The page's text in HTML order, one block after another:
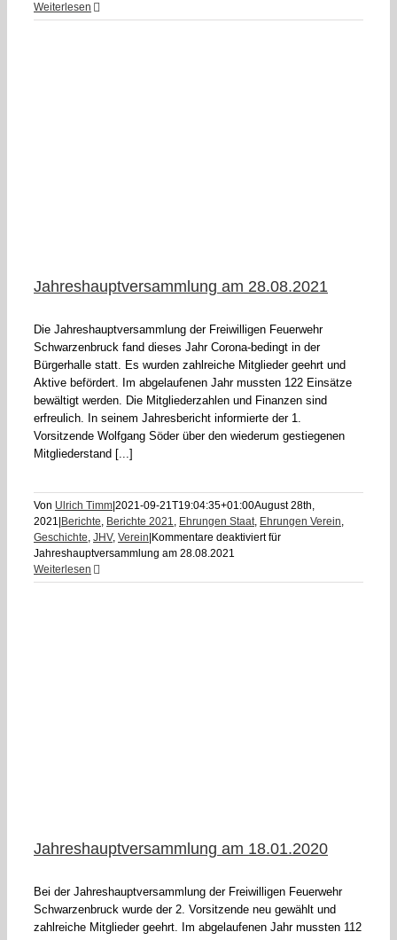
Weiterlesen
Jahreshauptversammlung am 28.08.2021
Die Jahreshauptversammlung der Freiwilligen Feuerwehr
Schwarzenbruck fand dieses Jahr Corona-bedingt in der
Bürgerhalle statt. Es wurden zahlreiche Mitglieder geehrt und
Aktive befördert. Im abgelaufenen Jahr mussten 122 Einsätze
bewältigt werden. Die Mitgliederzahlen und Finanzen sind
erfreulich. In seinem Jahresbericht informierte der 1.
Vorsitzende Wolfgang Söder über den wiederum gestiegenen
Mitgliederstand [...]
Von Ulrich Timm 2021-09-21T19:04:35+01:00August 28th,
2021 Berichte, Berichte 2021, Ehrungen Staat, Ehrungen Verein,
Geschichte, JHV, Verein Kommentare deaktiviertfür
Jahreshauptversammlung am 28.08.2021
Weiterlesen
Jahreshauptversammlung am 18.01.2020
Bei der Jahreshauptversammlung der Freiwilligen Feuerwehr
Schwarzenbruck wurde der 2. Vorsitzende neu gewählt und
zahlreiche Mitglieder geehrt. Im abgelaufenen Jahr mussten 112